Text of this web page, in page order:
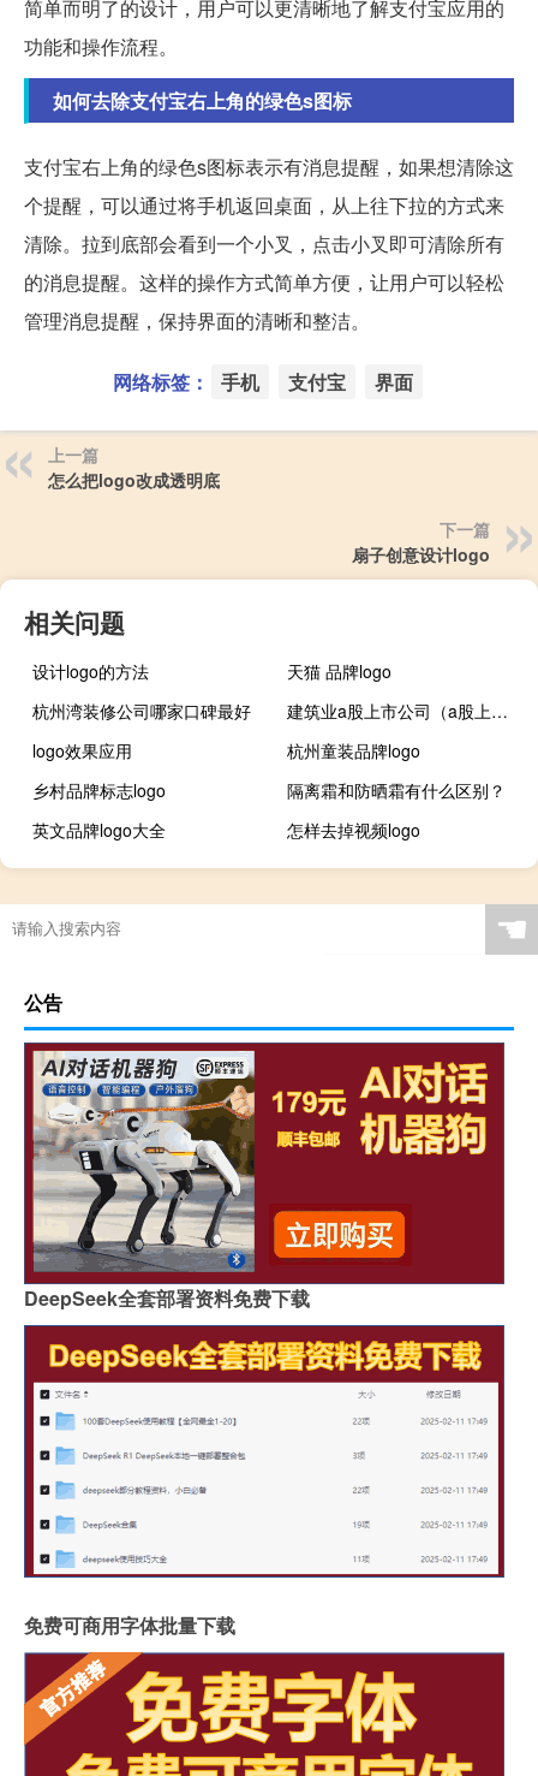
简单而明了的设计，用户可以更清晰地了解支付宝应用的
功能和操作流程。
如何去除支付宝右上角的绿色s图标
支付宝右上角的绿色s图标表示有消息提醒，如果想清除这
个提醒，可以通过将手机返回桌面，从上往下拉的方式来
清除。拉到底部会看到一个小叉，点击小叉即可清除所有
的消息提醒。这样的操作方式简单方便，让用户可以轻松
管理消息提醒，保持界面的清晰和整洁。
网络标签： 手机 支付宝 界面
上一篇
怎么把logo改成透明底
下一篇
扇子创意设计logo
相关问题
设计logo的方法
天猫 品牌logo
杭州湾装修公司哪家口碑最好
建筑业a股上市公司（a股上市公司是什么意思）
logo效果应用
杭州童装品牌logo
乡村品牌标志logo
隔离霜和防晒霜有什么区别？
英文品牌logo大全
怎样去掉视频logo
☚
公告
DeepSeek全套部署资料免费下载
免费可商用字体批量下载